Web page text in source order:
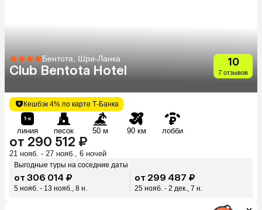
Бентота, Шри-Ланка
Club Bentota Hotel
10
7 отзывов
Кешбэк 4% по карте Т-Банка
линия песок 50 м 90 км лобби
от 290 512 ₽
21 нояб. - 27 нояб., 6 ночей
Выгодные туры на соседние даты
от 306 014 ₽
5 нояб. - 13 нояб., 8 н.
от 299 487 ₽
25 нояб. - 2 дек., 7 н.